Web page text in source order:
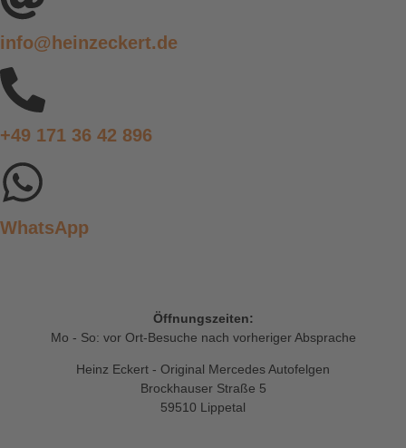
info@heinzeckert.de
+49 171 36 42 896
WhatsApp
Öffnungszeiten:
Mo - So: vor Ort-Besuche nach vorheriger Absprache
Heinz Eckert - Original Mercedes Autofelgen
Brockhauser Straße 5
59510 Lippetal